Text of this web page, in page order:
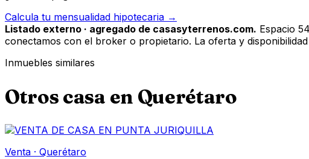
Calcula tu mensualidad hipotecaria →
Listado externo · agregado de casasyterrenos.com. Espacio
conectamos con el broker o propietario. La oferta y
Inmuebles similares
Otros casa en Querétaro
Venta · Querétaro